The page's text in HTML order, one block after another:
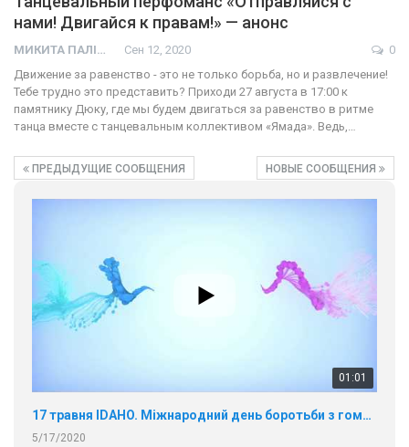
нами! Двигайся к правам!» — анонс
МИКИТА ПАЛІЙ Сен 12, 2020
0
Движение за равенство - это не только борьба, но и развлечение!
Тебе трудно это представить? Приходи 27 августа в 17:00 к
памятнику Дюку, где мы будем двигаться за равенство в ритме
танца вместе с танцевальным коллективом «Ямада». Ведь,…
ПРЕДЫДУЩИЕ СООБЩЕНИЯ НОВЫЕ СООБЩЕНИЯ
01:01
17 травня IDAHO. Міжнародний день боротьби з гомофобією трансфобією і біфобія.
5/17/2020